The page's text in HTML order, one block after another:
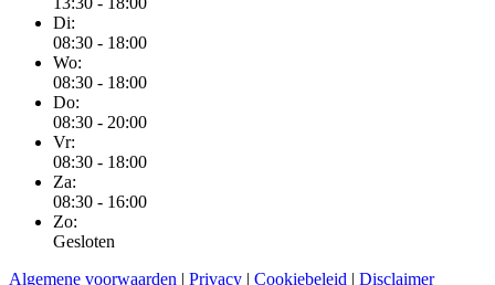
Di:
08:30 - 18:00
Wo:
08:30 - 18:00
Do:
08:30 - 20:00
Vr:
08:30 - 18:00
Za:
08:30 - 16:00
Zo:
Gesloten
Algemene voorwaarden | Privacy | Cookiebeleid | Disclaimer